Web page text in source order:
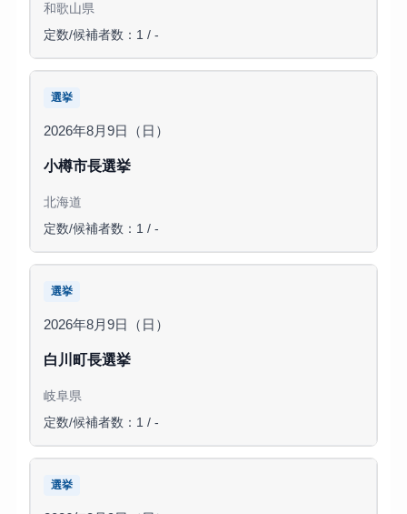
和歌山県
定数/候補者数：1 / -
選挙
2026年8月9日（日）
小樽市長選挙
北海道
定数/候補者数：1 / -
選挙
2026年8月9日（日）
白川町長選挙
岐阜県
定数/候補者数：1 / -
選挙